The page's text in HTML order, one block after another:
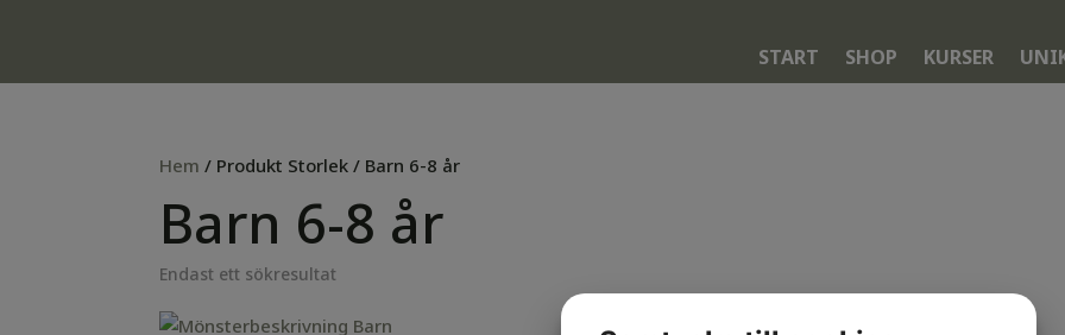
START SHOP KURSER
Hem / Produkt Storlek / Barn 6-8 år
Barn 6-8 år
Endast ett sökresultat